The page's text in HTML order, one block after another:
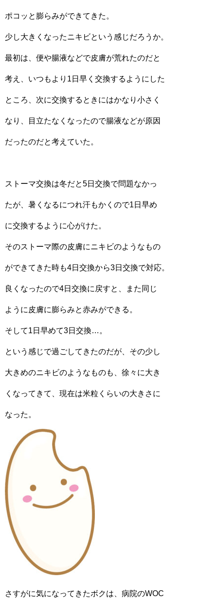
ポコッと膨らみができてきた。
少し大きくなったニキビという感じだろうか。
最初は、便や腸液などで皮膚が荒れたのだと
考え、いつもより1日早く交換するようにした
ところ、次に交換するときにはかなり小さく
なり、目立たなくなったので腸液などが原因
だったのだと考えていた。
ストーマ交換は冬だと5日交換で問題なかっ
たが、暑くなるにつれ汗もかくので1日早め
に交換するように心がけた。
そのストーマ際の皮膚にニキビのようなもの
ができてきた時も4日交換から3日交換で対応。
良くなったので4日交換に戻すと、また同じ
ように皮膚に膨らみと赤みができる。
そして1日早めて3日交換…。
という感じで過ごしてきたのだが、その少し
大きめのニキビのようなものも、徐々に大き
くなってきて、現在は米粒くらいの大きさに
なった。
さすがに気になってきたボクは、病院のWOC